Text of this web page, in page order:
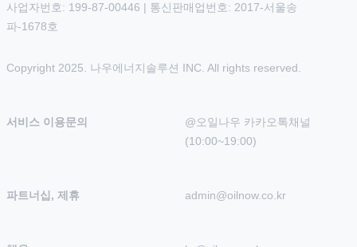
사업자번호: 199-87-00446 | 통신판매업번호: 2017-서울송
파-1678호
Copyright 2025. 나우에너지솔루션 INC. All rights reserved.
서비스 이용문의
@오일나우 카카오톡채널
(10:00~19:00)
파트너십, 제휴 admin@oilnow.co.kr